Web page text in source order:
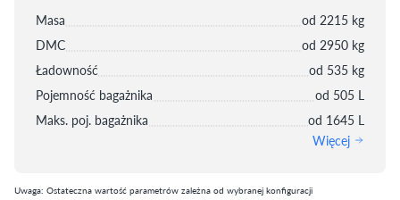
Masa
od 2215 kg
DMC
od 2950 kg
Ładowność
od 535 kg
Pojemność bagażnika
od 505 L
Maks. poj. bagażnika
od 1645 L
Więcej
Uwaga: Ostateczna wartość parametrów zależna od wybranej konfiguracji